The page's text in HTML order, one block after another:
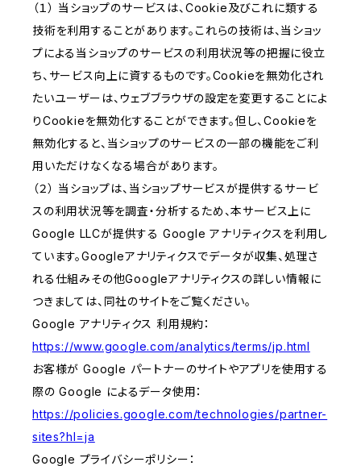
（１） 当ショップのサービスは、Cookie及びこれに類する
技術を利用することがあります。これらの技術は、当ショッ
プによる当ショップのサービスの利用状況等の把握に役立
ち、サービス向上に資するものです。Cookieを無効化され
たいユーザーは、ウェブブラウザの設定を変更することによ
りCookieを無効化することができます。但し、Cookieを
無効化すると、当ショップのサービスの一部の機能をご利
用いただけなくなる場合があります。
（２） 当ショップは、当ショップサービスが提供するサービ
スの利用状況等を調査・分析するため、本サービス上に
Google LLCが提供する Google アナリティクスを利用し
ています。Googleアナリティクスでデータが収集、処理さ
れる仕組みその他Googleアナリティクスの詳しい情報に
つきましては、同社のサイトをご覧ください。
Google アナリティクス 利用規約：
https://www.google.com/analytics/terms/jp.html
お客様が Google パートナーのサイトやアプリを使用する
際の Google によるデータ使用：
https://policies.google.com/technologies/partner-
sites?hl=ja
Google プライバシーポリシー：